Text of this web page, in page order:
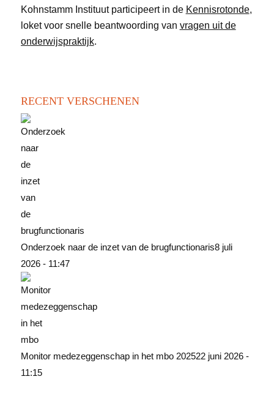
Kohnstamm Instituut participeert in de Kennisrotonde,
loket voor snelle beantwoording van vragen uit de
onderwijspraktijk.
RECENT VERSCHENEN
Onderzoek naar de inzet van de brugfunctionaris8 juli
2026 - 11:47
Monitor medezeggenschap in het mbo 202522 juni 2026 -
11:15